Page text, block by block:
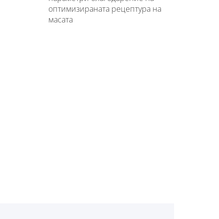
оптимизираната рецептура на
масата